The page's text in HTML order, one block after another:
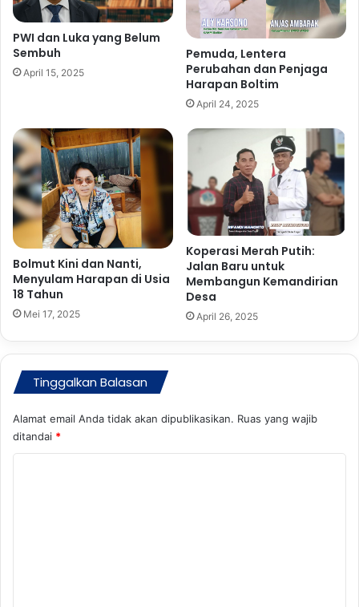
b
u
r
d
a
e
j
a
r
a
n
W
a
r
g
a
PWI dan Luka yang Belum
Sembuh
April 15, 2025
Pemuda, Lentera
Perubahan dan Penjaga
Harapan Boltim
April 24, 2025
Bolmut Kini dan Nanti,
Menyulam Harapan di Usia
18 Tahun
Mei 17, 2025
Koperasi Merah Putih:
Jalan Baru untuk
Membangun Kemandirian
Desa
April 26, 2025
Tinggalkan Balasan
Alamat email Anda tidak akan dipublikasikan. Ruas yang wajib
ditandai *